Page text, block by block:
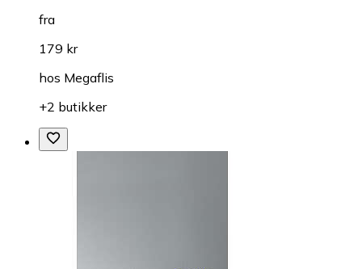
fra
179 kr
hos Megaflis
+2 butikker